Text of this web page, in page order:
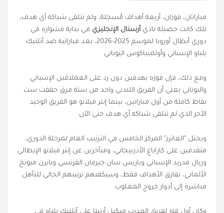
مباراتان، فوزان، أربعة أهداف مُسجلة، ولم تتلقى شباكه أي هدف،
تلك كانت حصيلة نادي أرسنال الإنجليزي في بداية مشواره في
دوري أبطال أوروبا لموسم 2025-2026، بعد مباراتيه ضد أتلتيك
بلباو الإسباني وأولمبياكوس اليوناني.
ومع ذلك، فإن فوزه بهدفين دون رد على العملاقين الإسباني
واليوناني يعني أن الفريق اللندني واحد من ستة فرق حققت ست
نقاط كاملة من أول مباراتين، بينما إنتر ميلانو هو الفريق الوحيد
الآخر الذي لم تتلقى شباكه أي هدف حتى الآن.
ويحتل "الغانرز" المركز الخامس في الترتيب العام لمرحلة الدوري،
متقدمين على كاراباغ الأذربيجاني، ومتأخرين عن إنتر ميلانو الإيطالي
وريال مدريد الإسباني وباريس سان جيرمان الفرنسي وبايرن ميونخ
الألماني، بفارق الأهداف فقط، وسيكفيهم ترتيبهم الحالي للتأهل
مباشرة إلى أدوار خروج المغلوب.